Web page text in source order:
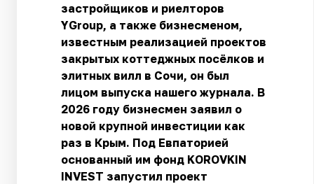
застройщиков и риелторов
YGroup, а также бизнесменом,
известным реализацией проектов
закрытых коттеджных посёлков и
элитных вилл в Сочи, он был
лицом выпуска нашего журнала. В
2026 году бизнесмен заявил о
новой крупной инвестиции как
раз в Крым. Под Евпаторией
основанный им фонд KOROVKIN
INVEST запустил проект